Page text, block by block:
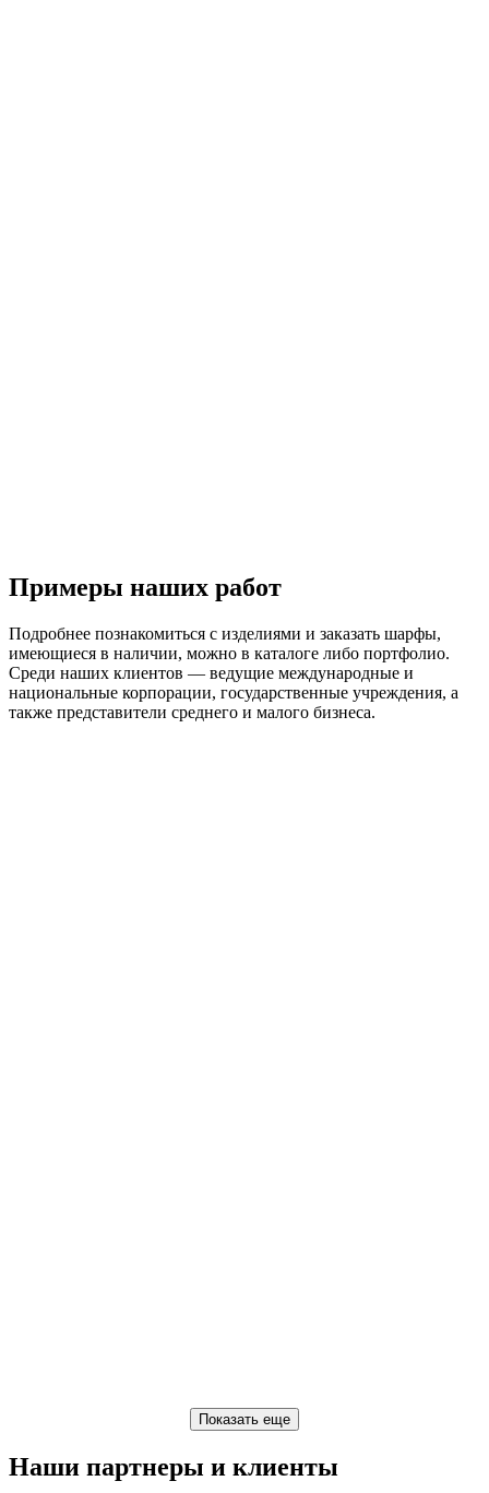
Примеры наших работ
Подробнее познакомиться с изделиями и заказать шарфы,
имеющиеся в наличии, можно в каталоге либо портфолио.
Среди наших клиентов — ведущие международные и
национальные корпорации, государственные учреждения, а
также представители среднего и малого бизнеса.
Наши партнеры и клиенты